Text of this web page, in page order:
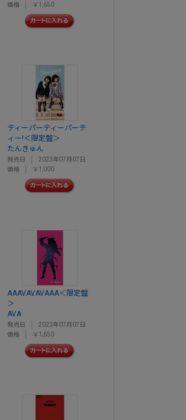
価格
￥1,650
ティーパーティーパーテ
ィー!＜限定盤＞
たんきゅん
発売日
2023年07月07日
価格
￥1,000
AAAVAVAVAAA＜限定盤
＞
AVA
発売日
2023年07月07日
価格
￥1,650